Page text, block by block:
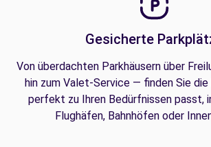
Gesicherte
Von überdachten Parkhäusern über
hin zum Valet-Service — finden Sie die
perfekt zu Ihren Bedürfnissen passt,
Flughäfen, Bahnhöfen oder